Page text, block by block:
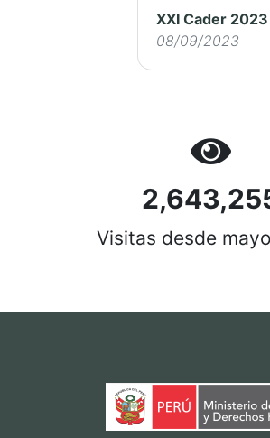
08/09/2023
Visitas desde